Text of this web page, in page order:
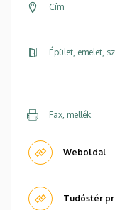
Cím
Épület, emelet,
Fax, mellék
Weboldal
Tudóstér